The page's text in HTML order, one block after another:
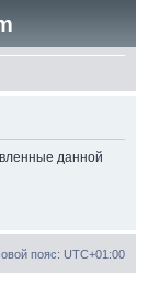
данной
пояс: UTC+01:00